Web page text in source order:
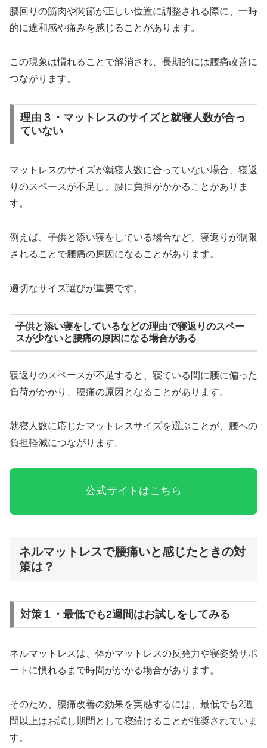
腰回りの筋肉や関節が正しい位置に調整される際に、一時
的に違和感や痛みを感じることがあります。
この現象は慣れることで解消され、長期的には腰痛改善に
つながります。
理由３・マットレスのサイズと就寝人数が合っ
ていない
マットレスのサイズが就寝人数に合っていない場合、寝返
りのスペースが不足し、腰に負担がかかることがありま
す。
例えば、子供と添い寝をしている場合など、寝返りが制限
されることで腰痛の原因になることがあります。
適切なサイズ選びが重要です。
子供と添い寝をしているなどの理由で寝返りのスペー
スが少ないと腰痛の原因になる場合がある
寝返りのスペースが不足すると、寝ている間に腰に偏った
負荷がかかり、腰痛の原因となることがあります。
就寝人数に応じたマットレスサイズを選ぶことが、腰への
負担軽減につながります。
公式サイトはこちら
ネルマットレスで腰痛いと感じたときの対
策は？
対策１・最低でも2週間はお試しをしてみる
ネルマットレスは、体がマットレスの反発力や寝姿勢サポ
ートに慣れるまで時間がかかる場合があります。
そのため、腰痛改善の効果を実感するには、最低でも2週
間以上はお試し期間として寝続けることが推奨されていま
す。